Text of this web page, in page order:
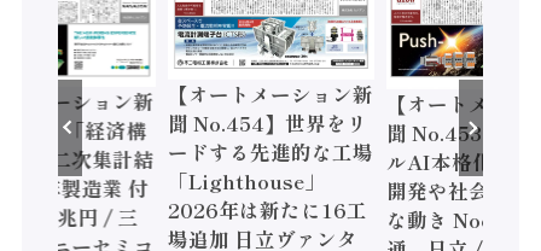
トメーション新
】「経済構
調査二次集計結
年製造業 付
額86兆円 / 三
【オートメーション新
聞 No.454】世界をリ
ードする先進的な工場
「Lighthouse」
2026年は新たに16工
場追加 日立ヴァンタ
【オートメーシ
聞 No.453】フ
ルAI本格化へ
開発や社会実装
な動き Noetra